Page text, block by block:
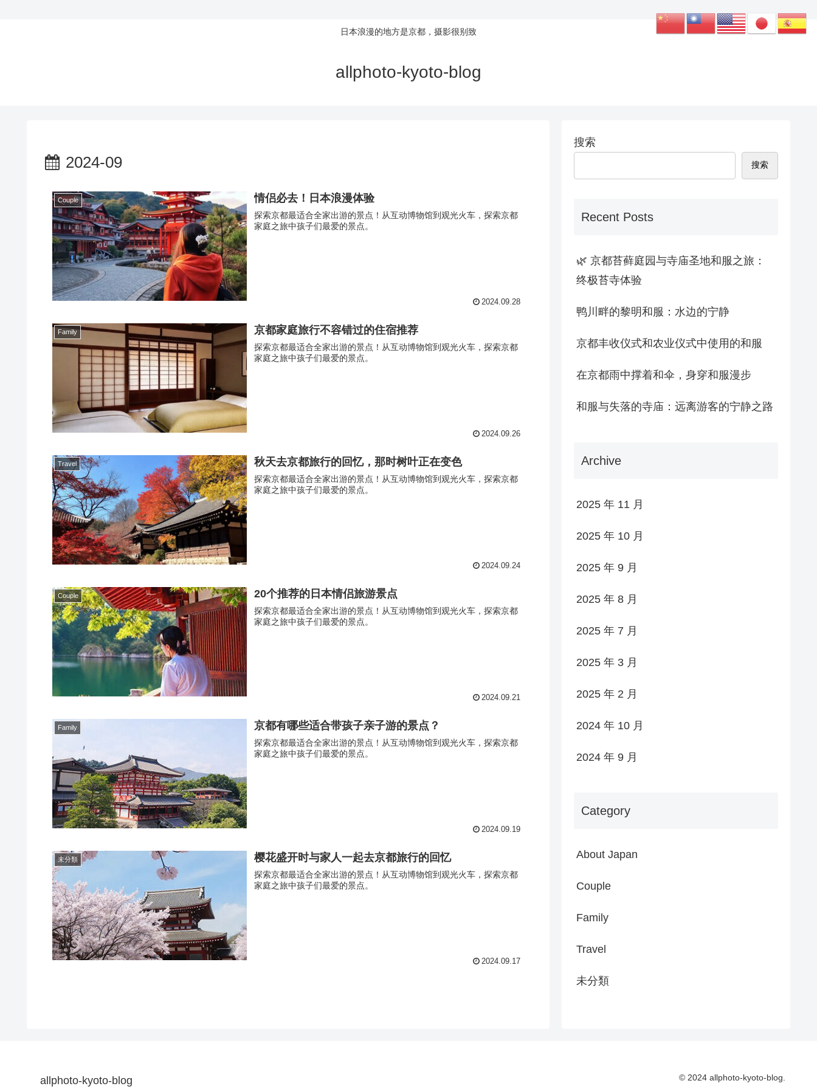
日本浪漫的地方是京都，摄影很别致
allphoto-kyoto-blog
2024-09
Couple 情侣必去！日本浪漫体验
探索京都最适合全家出游的景点！从互动博物馆到观光火车，探索京都
家庭之旅中孩子们最爱的景点。
2024.09.28
Family 京都家庭旅行不容错过的住宿推荐
探索京都最适合全家出游的景点！从互动博物馆到观光火车，探索京都
家庭之旅中孩子们最爱的景点。
2024.09.26
Travel 秋天去京都旅行的回忆，那时树叶正在变色
探索京都最适合全家出游的景点！从互动博物馆到观光火车，探索京都
家庭之旅中孩子们最爱的景点。
2024.09.24
Couple 20个推荐的日本情侣旅游景点
探索京都最适合全家出游的景点！从互动博物馆到观光火车，探索京都
家庭之旅中孩子们最爱的景点。
2024.09.21
Family 京都有哪些适合带孩子亲子游的景点？
探索京都最适合全家出游的景点！从互动博物馆到观光火车，探索京都
家庭之旅中孩子们最爱的景点。
2024.09.19
未分類 樱花盛开时与家人一起去京都旅行的回忆
探索京都最适合全家出游的景点！从互动博物馆到观光火车，探索京都
家庭之旅中孩子们最爱的景点。
2024.09.17
搜索
搜索
Recent Posts
🌿 京都苔藓庭园与寺庙圣地和服之旅：
终极苔寺体验
鸭川畔的黎明和服：水边的宁静
京都丰收仪式和农业仪式中使用的和服
在京都雨中撑着和伞，身穿和服漫步
和服与失落的寺庙：远离游客的宁静之路
Archive
2025 年 11 月
2025 年 10 月
2025 年 9 月
2025 年 8 月
2025 年 7 月
2025 年 3 月
2025 年 2 月
2024 年 10 月
2024 年 9 月
Category
About Japan
Couple
Family
Travel
未分類
allphoto-kyoto-blog © 2024 allphoto-kyoto-blog.